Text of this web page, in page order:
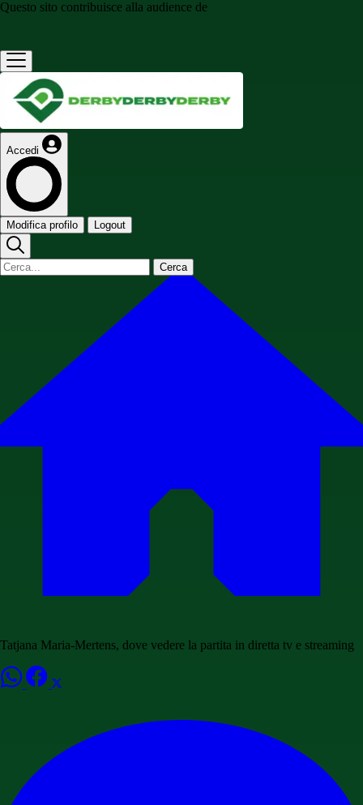
Questo sito contribuisce alla audience de
Accedi
Modifica profilo Logout
Cerca
Tatjana Maria-Mertens, dove vedere la partita in diretta tv e streaming